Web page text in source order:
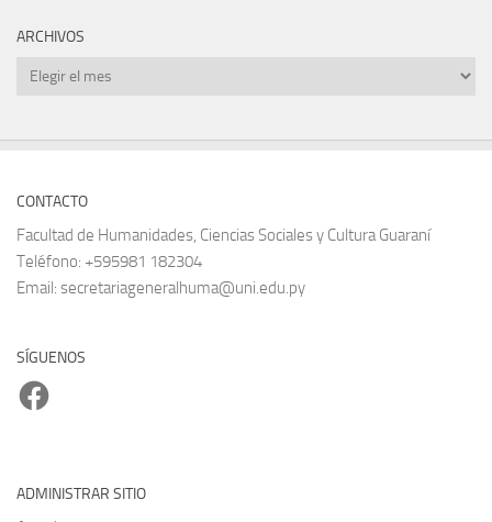
ARCHIVOS
Archivos
CONTACTO
Facultad de Humanidades, Ciencias Sociales y Cultura Guaraní
Teléfono: +595981 182304
Email: secretariageneralhuma@uni.edu.py
SÍGUENOS
Facebook
ADMINISTRAR SITIO